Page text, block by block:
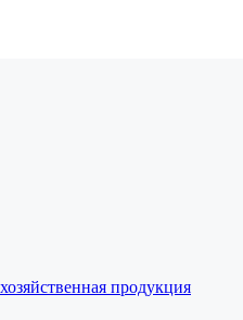
продукция